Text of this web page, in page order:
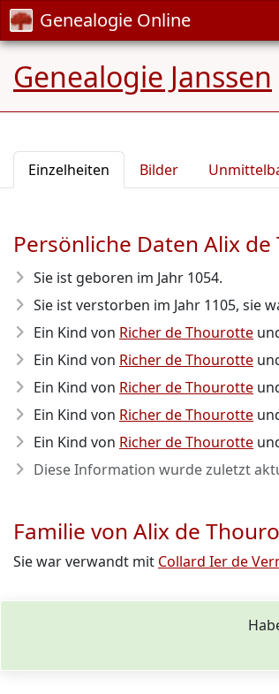
Genealogie Online
Genealogie Janssen
Einzelheiten Bilder
Persönliche Daten Alix
Sie ist geboren im Jahr 1054.
Sie ist verstorben im Jahr 1105, sie
Ein Kind von Richer de Thourotte
Ein Kind von Richer de Thourotte
Ein Kind von Richer de Thourotte
Ein Kind von Richer de Thourotte
Ein Kind von Richer de Thourotte
Diese Information wurde zuletzt
Familie von Alix de
Sie war verwandt mit Collard Ier de